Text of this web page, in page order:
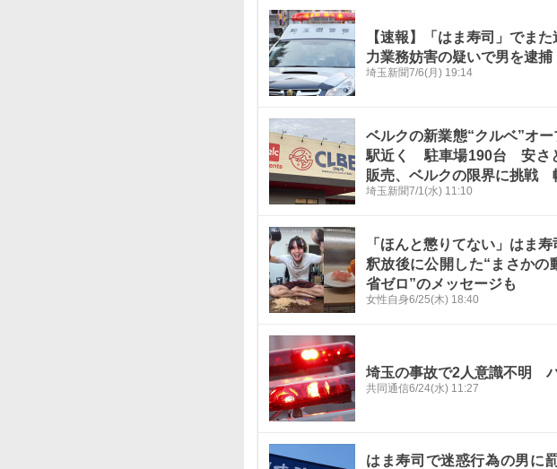
【速報】「はま寿司」でま
力業務妨害の疑いで男を逮
埼玉新聞7/6(月) 19:14
ベルクの新業態“クルベ”オ
駅近く 駐車場190台 安さ
販売、ベルクの限界に挑戦
埼玉新聞7/1(水) 11:10
「ほんと懲りてない」はま
釈放後に公開した“まさか
省ゼロ”のメッセージも
女性自身6/25(木) 18:40
埼玉の事故で2人意識不明
共同通信6/24(水) 11:27
はま寿司で迷惑行為の男に